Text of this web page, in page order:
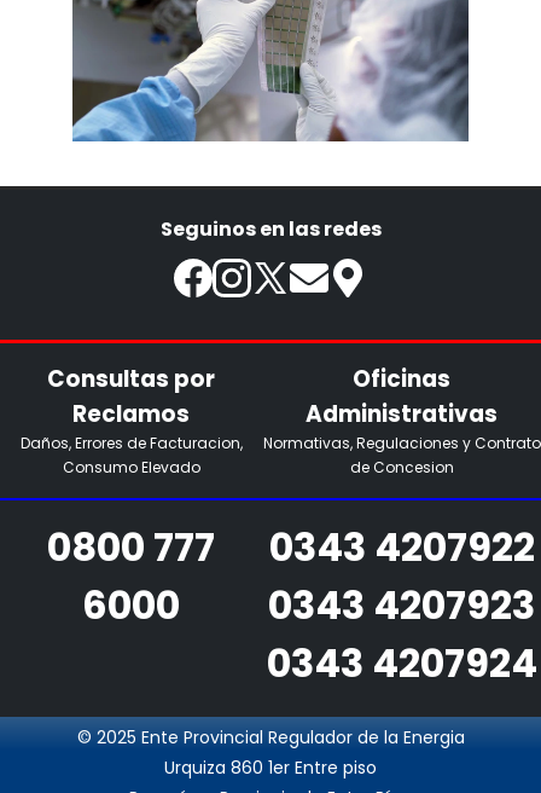
Seguinos en las redes
Consultas por
Reclamos
Daños, Errores de Facturacion,
Consumo Elevado
0800 777
6000
Oficinas
Administrativas
Normativas, Regulaciones y Contrato
de Concesion
0343 4207922
0343 4207923
0343 4207924
© 2025 Ente Provincial Regulador de la Energia
Urquiza 860 1er Entre piso